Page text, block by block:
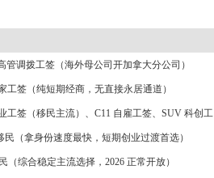
管调拨工签（海外母公司开加拿大分公司）
工签（纯短期经商，无直接永居通道）
工签（移民主流）、C11 自雇工签、SUV 科创工
管工签
民（拿身份速度最快，短期创业过渡首选）
（综合稳定主流选择，2026 正常开放）